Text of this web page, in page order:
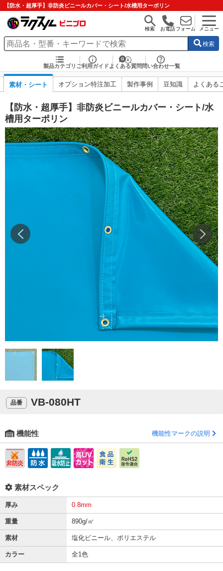
【防水・超厚手】非防炎ビニールカバー・シート/水槽用ターポリン
検索 お電話フォーム メニュー
検索
製品カテゴリ ご利用ガイド よくある質問 問い合わせ一覧
素材・シート オプション特注加工 製作事例 豆知識 よくある
【防水・超厚手】非防炎ビニールカバー・シート/水
槽用ターポリン
品番 VB-080HT
機能性 機能性マークの説明
素材スペック
厚み 0.8mm
重量 890g/㎡
素材 塩化ビニール、ポリエステル
カラー 全1色